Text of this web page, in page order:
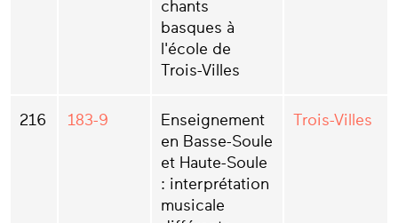
chants
basques à
l'école de
Trois-Villes
216 183-9
Enseignement
en Basse-Soule
et Haute-Soule
: interprétation
musicale
Trois-Villes